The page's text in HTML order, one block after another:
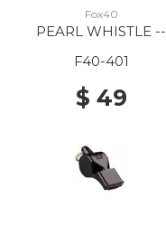
Fox40
PEARL WHISTLE --
F40-401
$ 49